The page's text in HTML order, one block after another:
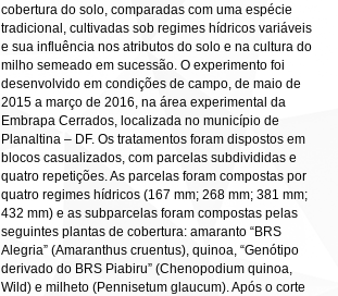
cobertura do solo, comparadas com uma espécie
tradicional, cultivadas sob regimes hídricos variáveis
e sua influência nos atributos do solo e na cultura do
milho semeado em sucessão. O experimento foi
desenvolvido em condições de campo, de maio de
2015 a março de 2016, na área experimental da
Embrapa Cerrados, localizada no município de
Planaltina – DF. Os tratamentos foram dispostos em
blocos casualizados, com parcelas subdivididas e
quatro repetições. As parcelas foram compostas por
quatro regimes hídricos (167 mm; 268 mm; 381 mm;
432 mm) e as subparcelas foram compostas pelas
seguintes plantas de cobertura: amaranto “BRS
Alegria” (Amaranthus cruentus), quinoa, “Genótipo
derivado do BRS Piabiru” (Chenopodium quinoa,
Wild) e milheto (Pennisetum glaucum). Após o corte